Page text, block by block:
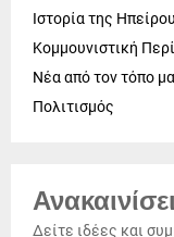
Ιστορία της Ηπείρου
Κομμουνιστική
Νέα από τον τόπο
Πολιτισμός
Δείτε ιδέες και